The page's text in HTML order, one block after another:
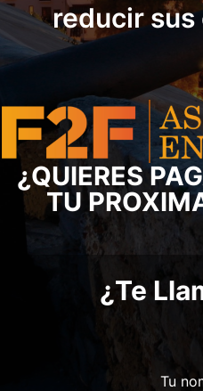
reducir
¿QUIERES
TU
¿Te
Tu